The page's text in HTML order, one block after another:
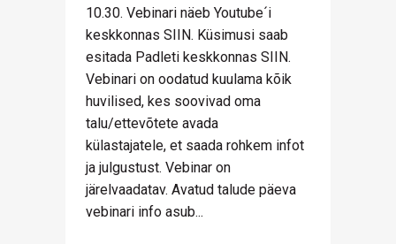
10.30. Vebinari näeb Youtube´i
keskkonnas SIIN. Küsimusi saab
esitada Padleti keskkonnas SIIN.
Vebinari on oodatud kuulama kõik
huvilised, kes soovivad oma
talu/ettevõtete avada
külastajatele, et saada rohkem infot
ja julgustust. Vebinar on
järelvaadatav. Avatud talude päeva
vebinari info asub...